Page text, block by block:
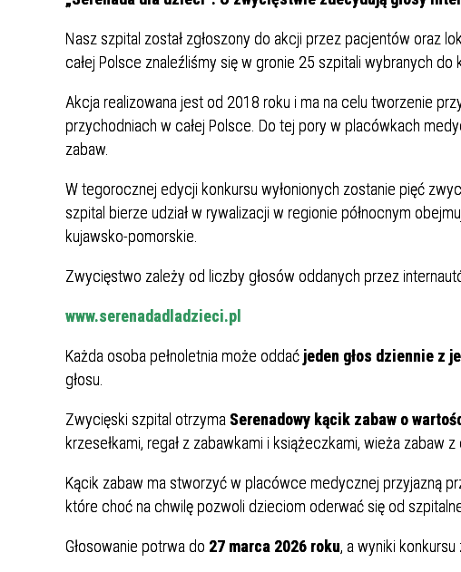
Jadłospisy Dekadowe
Materiały Edukacyjne dla Pacjentów
Zgłaszanie Anonimowych Uwag
Wnioski i Skargi
Cennik Badań Diagnostycznych i
Usług
Wsparcie w Kryzysie Psychicznym –
Telefonów Pomocowych
Poradnia Ortopedii i Traumatologii Poradnia
Poradnia Rehabilitacyjna Poradnia
Oddział Rehabilitacji
Rehabilitacji Kardiologicznej
Oddział
Nasz szpital został zgłoszony do akcji przez pacjentów oraz
całej Polsce znaleźliśmy się w gronie 25 szpitali wybranych do
Akcja realizowana jest od 2018 roku i ma na celu tworzenie
przychodniach w całej Polsce. Do tej pory w placówkach
zabaw.
W tegorocznej edycji konkursu wyłonionych zostanie pięć
szpital bierze udział w rywalizacji w regionie północnym
kujawsko-pomorskie.
Zwycięstwo zależy od liczby głosów oddanych przez
www.serenadadladzieci.pl
Każda osoba pełnoletnia może oddać jeden głos dziennie z
głosu.
Zwycięski szpital otrzyma Serenadowy kącik zabaw o
krzesełkami, regał z zabawkami i książeczkami, wieża zabaw
Kącik zabaw ma stworzyć w placówce medycznej przyjazną
które choć na chwilę pozwoli dzieciom oderwać się od
Głosowanie potrwa do 27 marca 2026 roku, a wyniki